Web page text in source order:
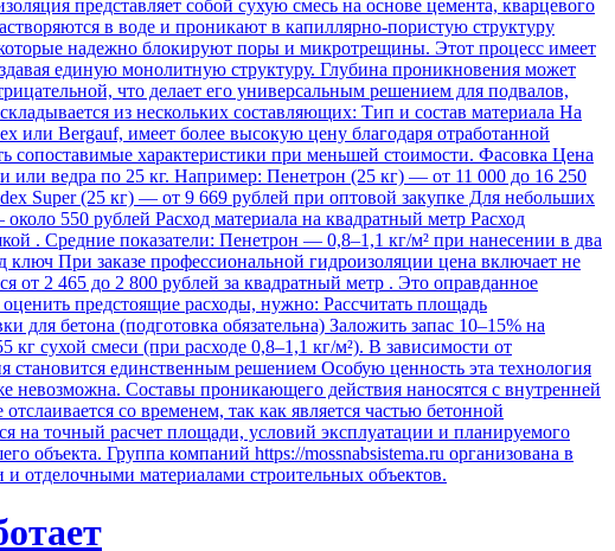
представляет собой сухую смесь на основе цемента, кварцевого
в воде и проникают в капиллярно-пористую структуру
надежно блокируют поры и микротрещины. Этот процесс имеет
единую монолитную структуру. Глубина проникновения может
что делает его универсальным решением для подвалов,
из нескольких составляющих: Тип и состав материала На
или Bergauf, имеет более высокую цену благодаря отработанной
сопоставимые характеристики при меньшей стоимости. Фасовка Цена
или ведра по 25 кг. Например: Пенетрон (25 кг) — от 11 000 до 16 250
Super (25 кг) — от 9 669 рублей при оптовой закупке Для небольших
550 рублей Расход материала на квадратный метр Расход
. Средние показатели: Пенетрон — 0,8–1,1 кг/м² при нанесении в два
При заказе профессиональной гидроизоляции цена включает не
от 2 465 до 2 800 рублей за квадратный метр . Это оправданное
оценить предстоящие расходы, нужно: Рассчитать площадь
для бетона (подготовка обязательна) Заложить запас 10–15% на
сухой смеси (при расходе 0,8–1,1 кг/м²). В зависимости от
единственным решением Особую ценность эта технология
невозможна. Составы проникающего действия наносятся с внутренней
со временем, так как является частью бетонной
на точный расчет площади, условий эксплуатации и планируемого
объекта. Группа компаний https://mossnabsistema.ru организована в
отделочными материалами строительных объектов.